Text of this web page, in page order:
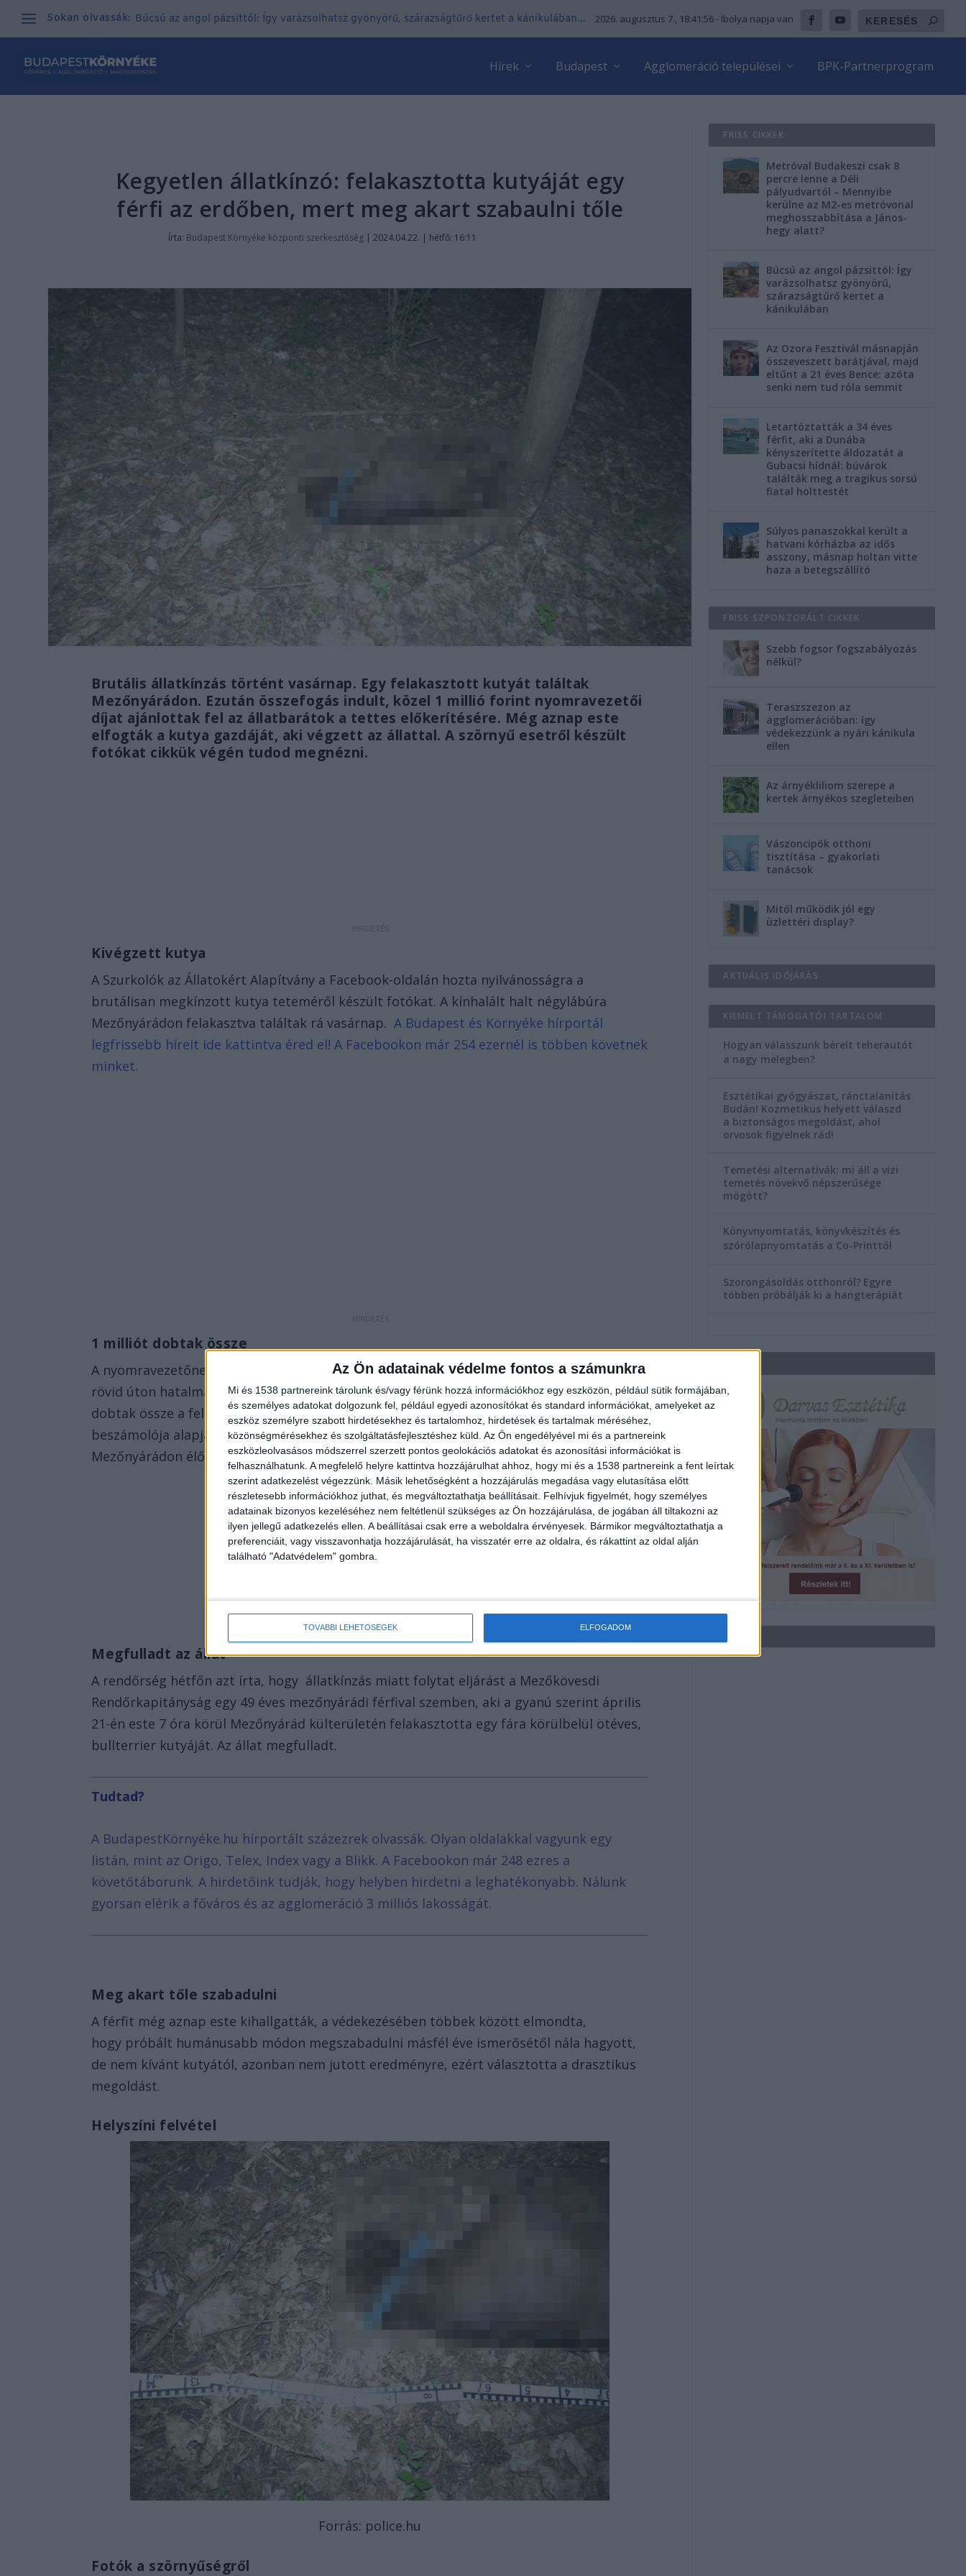
Az Ön adatainak védelme fontos a számunkra
Mi és 1538 partnereink tárolunk és/vagy férünk hozzá információkhoz egy eszközön, például sütik formájában,
és személyes adatokat dolgozunk fel, például egyedi azonosítókat és standard információkat, amelyeket az
eszköz személyre szabott hirdetésekhez és tartalomhoz, hirdetések és tartalmak méréséhez,
közönségmérésekhez és szolgáltatásfejlesztéshez küld. Az Ön engedélyével mi és a partnereink
eszközleolvasásos módszerrel szerzett pontos geolokációs adatokat és azonosítási információkat is
felhasználhatunk. A megfelelő helyre kattintva hozzájárulhat ahhoz, hogy mi és a 1538 partnereink a fent leírtak
szerint adatkezelést végezzünk. Másik lehetőségként a hozzájárulás megadása vagy elutasítása előtt
részletesebb információkhoz juthat, és megváltoztathatja beállításait. Felhívjuk figyelmét, hogy személyes
adatainak bizonyos kezeléséhez nem feltétlenül szükséges az Ön hozzájárulása, de jogában áll tiltakozni az
ilyen jellegű adatkezelés ellen. A beállításai csak erre a weboldalra érvényesek. Bármikor megváltoztathatja a
preferenciáit, vagy visszavonhatja hozzájárulását, ha visszatér erre az oldalra, és rákattint az oldal alján
található "Adatvédelem" gombra.
TOVÁBBI LEHETŐSÉGEK ELFOGADOM
Sokan olvassák: Búcsú az angol pázsittól: Így varázsolhatsz gyönyörű, szárazságtűrő kertet a kánikulában... 2026. augusztus 7., 18:41:57 - Ibolya napja van
Hírek Budapest Agglomeráció települései BPK-Partnerprogram
Kegyetlen állatkínzó: felakasztotta kutyáját egy
férfi az erdőben, mert meg akart szabaulni tőle
Írta: Budapest Környéke központi szerkesztőség| 2024.04.22. | hétfő: 16:11
Brutális állatkínzás történt vasárnap. Egy felakasztott kutyát találtak
Mezőnyárádon. Ezután összefogás indult, közel 1 millió forint nyomravezetői
díjat ajánlottak fel az állatbarátok a tettes előkerítésére. Még aznap este
elfogták a kutya gazdáját, aki végzett az állattal. A szörnyű esetről készült
fotókat cikkük végén tudod megnézni.
Kivégzett kutya
A Szurkolók az Állatokért Alapítvány a Facebook-oldalán hozta nyilvánosságra a
brutálisan megkínzott kutya teteméről készült fotókat. A kínhalált halt négylábúra
Mezőnyárádon felakasztva találtak rá vasárnap. A Budapest és Környéke hírportál
legfrissebb híreit ide kattintva éred el! A Facebookon már 254 ezernél is többen követnek
minket.
1 milliót dobtak össze
A nyomravezetőnek 100 ezer forintot ajánlott fel a csoport egyik tagja, ám az adakozás
rövid úton hatalmas mértéket öltött: mindössze néhány óra alatt közel egymillió forintot
dobtak össze a feldühödött követők a tettes előkerítésére. A posztot közzétevő férfi
beszámolója alapján még vasárnap este elfogták a feltételezett elkövetőt, aki egy
Mezőnyárádon élő férfi volt.
Megfulladt az állat
A rendőrség hétfőn azt írta, hogy állatkínzás miatt folytat eljárást a Mezőkövesdi
Rendőrkapitányság egy 49 éves mezőnyárádi férfival szemben, aki a gyanú szerint április
21-én este 7 óra körül Mezőnyárád külterületén felakasztotta egy fára körülbelül ötéves,
bullterrier kutyáját. Az állat megfulladt.
Tudtad?
A BudapestKörnyéke.hu hírportált százezrek olvassák. Olyan oldalakkal vagyunk egy
listán, mint az Origo, Telex, Index vagy a Blikk. A Facebookon már 248 ezres a
követőtáborunk. A hirdetőink tudják, hogy helyben hirdetni a leghatékonyabb. Nálunk
gyorsan elérik a főváros és az agglomeráció 3 milliós lakosságát.
Meg akart tőle szabadulni
A férfit még aznap este kihallgatták, a védekezésében többek között elmondta,
hogy próbált humánusabb módon megszabadulni másfél éve ismerősétől nála hagyott,
de nem kívánt kutyától, azonban nem jutott eredményre, ezért választotta a drasztikus
megoldást.
Helyszíni felvétel
Forrás: police.hu
Fotók a szörnyűségről
FRISS CIKKEK
Metróval Budakeszi csak 8
percre lenne a Déli
pályudvartól – Mennyibe
kerülne az M2-es metróvonal
meghosszabbítása a János-
hegy alatt?
Búcsú az angol pázsittól: Így
varázsolhatsz gyönyörű,
szárazságtűrő kertet a
kánikulában
Az Ozora Fesztivál másnapján
összeveszett barátjával, majd
eltűnt a 21 éves Bence: azóta
senki nem tud róla semmit
Letartóztatták a 34 éves
férfit, aki a Dunába
kényszerítette áldozatát a
Gubacsi hídnál: búvárok
találták meg a tragikus sorsú
fiatal holttestét
Súlyos panaszokkal került a
hatvani kórházba az idős
asszony, másnap holtan vitte
haza a betegszállító
FRISS SZPONZORÁLT CIKKEK
Szebb fogsor fogszabályozás
nélkül?
Teraszszezon az
agglomerációban: így
védekezzünk a nyári kánikula
ellen
Az árnyékliliom szerepe a
kertek árnyékos szegleteiben
Vászoncipők otthoni
tisztítása – gyakorlati
tanácsok
Mitől működik jól egy
üzlettéri display?
AKTUÁLIS IDŐJÁRÁS
KIEMELT TÁMOGATÓI TARTALOM
Hogyan válasszunk bérelt teherautót
a nagy melegben?
Esztétikai gyógyászat, ránctalanítás
Budán! Kozmetikus helyett válaszd
a biztonságos megoldást, ahol
orvosok figyelnek rád!
Temetési alternatívák: mi áll a vízi
temetés növekvő népszerűsége
mögött?
Könyvnyomtatás, könyvkészítés és
szórólapnyomtatás a Co-Printtől
Szorongásoldás otthonról? Egyre
többen próbálják ki a hangterápiát